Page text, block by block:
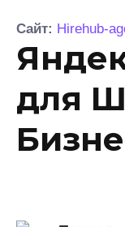
Сайт: Hirehub-
для